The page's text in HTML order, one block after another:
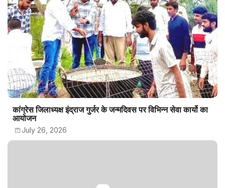
कांग्रेस जिलाध्यक्ष इंद्राज गुर्जर के जन्मदिवस पर विभिन्न सेवा कार्यो का
आयोजन
July 26, 2026